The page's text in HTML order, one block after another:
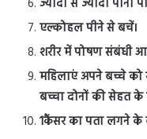
ज्यादा से ज्यादा
एल्कोहल पीने से बचें।
शरीर में पोषण संबंधी
महिलाएं अपने बच्चे को
बच्चा दोनों की सेहत
1कैंसर का पता लगने के